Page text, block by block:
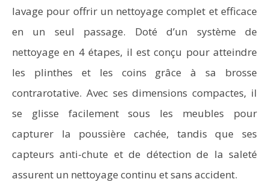
lavage pour offrir un nettoyage complet et efficace
en un seul passage. Doté d’un système de
nettoyage en 4 étapes, il est conçu pour atteindre
les plinthes et les coins grâce à sa brosse
contrarotative. Avec ses dimensions compactes, il
se glisse facilement sous les meubles pour
capturer la poussière cachée, tandis que ses
capteurs anti-chute et de détection de la saleté
assurent un nettoyage continu et sans accident.